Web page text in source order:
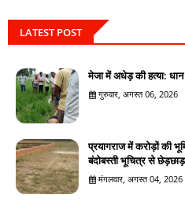
LATEST POST
मेजा में अधेड़ की हत्या:
गुरुवार, अगस्त 06, 2026
प्रयागराज में करोड़ों की
बंदोबस्ती भूचित्र से छेड़छाड़
मंगलवार, अगस्त 04, 2026